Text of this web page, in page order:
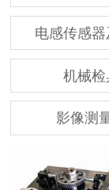
电感传感
机械检
影像测